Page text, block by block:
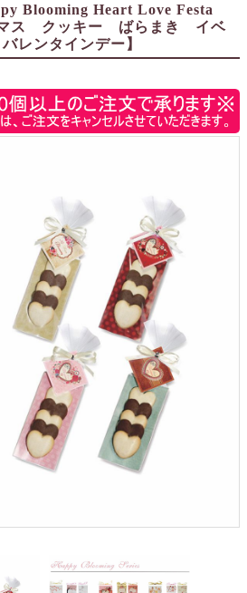
Blooming Heart Love Festa
ス クッキー ばらまき イベ
ンタインデー】